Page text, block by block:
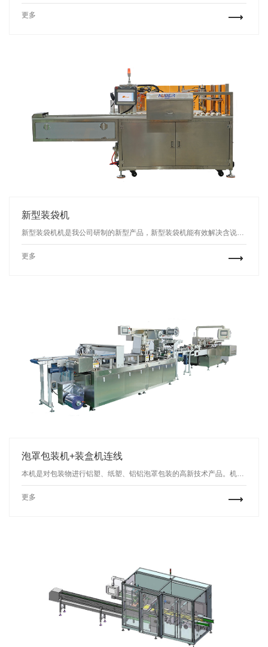
更多
新型装袋机
新型装袋机机是我公司研制的新型产品，新型装袋机能有效解决含说明书产品自动装袋的包装需求，应用范围广，效率高，运行稳定，可一机多用，适用于医药，日化、食品，电子，化妆品，汽配及五金等行业的入袋包装。
更多
泡罩包装机+装盒机连线
本机是对包装物进行铝塑、纸塑、铝铝泡罩包装的高新技术产品。机器采用微电脑编程、变频调速、人机界面操作。功能齐全，操作简便，运行稳定可靠，符合GMP规范要求。由于该机成型面积大，一次冲裁的版块多（标准版一冲五），一定程度上满足了企业规模生产的需要，特别适合食品行业中的糖果、奶片之类的包装。产品已通过省级科技成果鉴定。
更多